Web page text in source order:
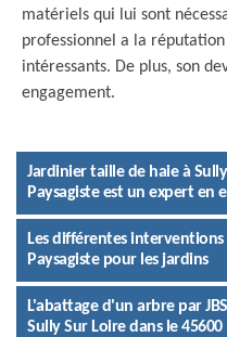
matériels qui lui sont
professionnel a la
intéressants. De plus, son
engagement.
Jardinier taille de haie à
Paysagiste est un expert en
Les différentes interventions
Paysagiste pour les jardins
L'abattage d'un arbre par
Sully Sur Loire dans le 45600